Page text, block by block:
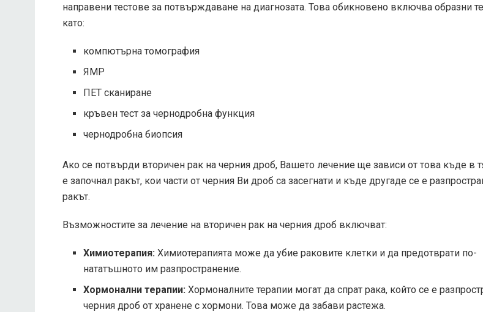
направени тестове за потвърждаване на диагнозата. Това обикновено включва образни
като:
компютърна томография
ЯМР
ПЕТ сканиране
кръвен тест за чернодробна функция
чернодробна биопсия
Ако се потвърди вторичен рак на черния дроб, Вашето лечение ще зависи от това къде в
е започнал ракът, кои части от черния Ви дроб са засегнати и къде другаде се е
ракът.
Възможностите за лечение на вторичен рак на черния дроб включват:
Химиотерапия: Химиотерапията може да убие раковите клетки и да предотврати по-
нататъшното им разпространение.
Хормонални терапии: Хормоналните терапии могат да спрат рака, който се е
черния дроб от хранене с хормони. Това може да забави растежа.